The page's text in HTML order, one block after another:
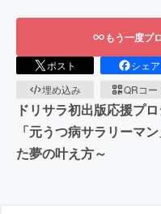
もう一度プ
ポスト シェア
埋め込み
QRコー
ドリサラ初出版応援プ
「元うつ病サラリーマ
た夢の叶え方～